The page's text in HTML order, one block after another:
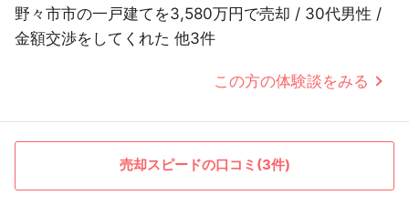
野々市市の一戸建てを3,580万円で売却 / 30代男性 /
金額交渉をしてくれた 他3件
この方の体験談をみる
売却スピードの口コミ(3件)